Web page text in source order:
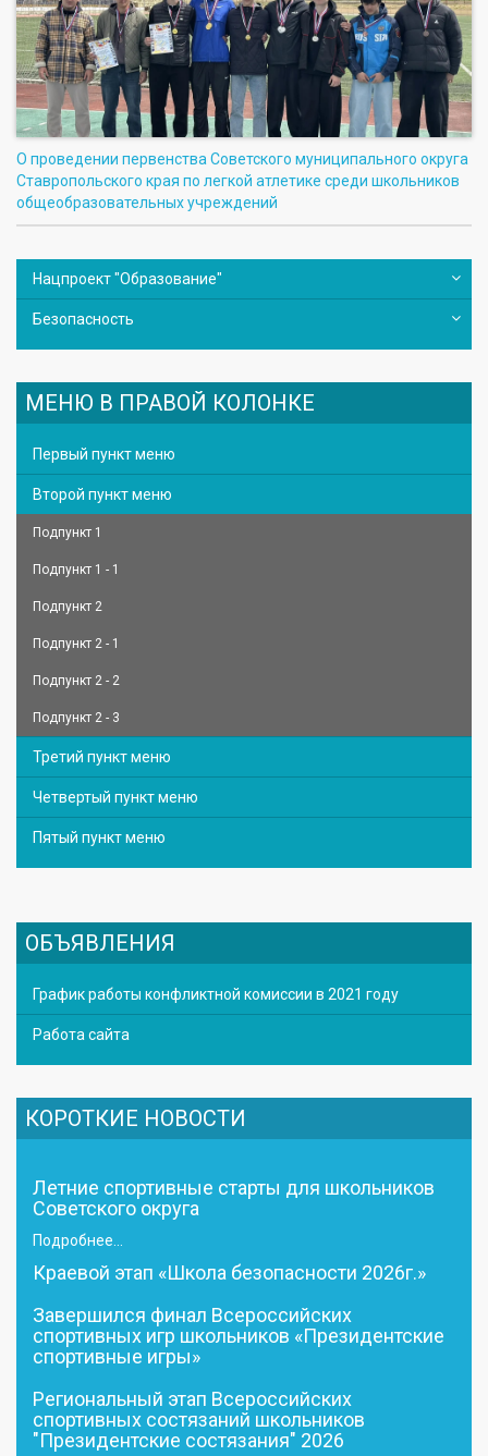
О проведении первенства Советского муниципального округа
Ставропольского края по легкой атлетике среди школьников
общеобразовательных учреждений
Нацпроект "Образование"
Безопасность
МЕНЮ В ПРАВОЙ КОЛОНКЕ
Первый пункт меню
Второй пункт меню
Подпункт 1
Подпункт 1 - 1
Подпункт 2
Подпункт 2 - 1
Подпункт 2 - 2
Подпункт 2 - 3
Третий пункт меню
Четвертый пункт меню
Пятый пункт меню
ОБЪЯВЛЕНИЯ
График работы конфликтной комиссии в 2021 году
Работа сайта
КОРОТКИЕ НОВОСТИ
Летние спортивные старты для школьников
Советского округа
Подробнее...
Краевой этап «Школа безопасности 2026г.»
Завершился финал Всероссийских
спортивных игр школьников «Президентские
спортивные игры»
Региональный этап Всероссийских
спортивных состязаний школьников
"Президентские состязания" 2026